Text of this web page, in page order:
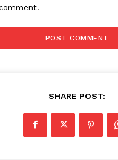
SHARE POST: